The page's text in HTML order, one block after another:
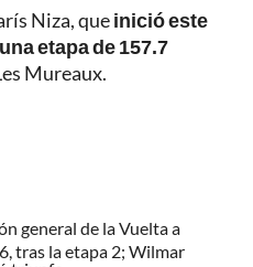
Niza, queinició este
etapa de 157.7
Mureaux.
general de la Vuelta a
tras la etapa 2; Wilmar